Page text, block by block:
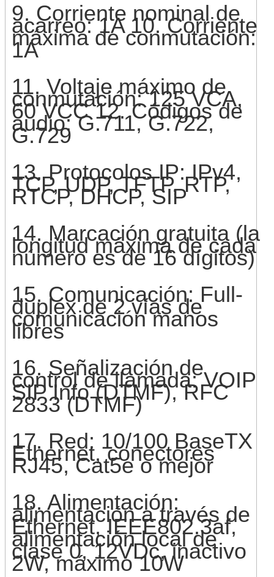
9. Corriente nominal de
acarreo: 1A 10. Corriente
máxima de conmutación:
1A
11. Voltaje máximo de
conmutación: 125 VCA,
60 VCC 12. Códigos de
audio: G.711, G.722,
G.729
13. Protocolos IP: IPv4,
TCP, UDP, TFTP, RTP,
RTCP, DHCP, SIP
14. Marcación gratuita (la
longitud máxima de cada
número es de 16 dígitos)
15. Comunicación: Full-
duplex de 2 vías de
comunicación manos
libres
16. Señalización de
control de llamada: VOIP
SIP Info (DTMF), RFC
2833 (DTMF)
17. Red: 10/100 BaseTX
Ethernet, conectores
RJ45, Cat5e o mejor
18. Alimentación:
alimentación a través de
Ethernet, IEEE802.3af,
alimentación local de
clase 0, 12VDc, inactivo
2W, máximo 10W